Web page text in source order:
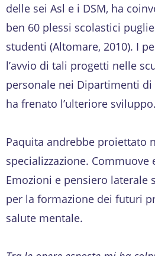
delle sei Asl e i DSM, ha
ben 60 plessi scolastici
studenti (Altomare, 2010). I
l’avvio di tali progetti nelle
personale nei Dipartimenti
ha frenato l’ulteriore sviluppo.
Paquita andrebbe proiettato
specializzazione. Commuove
Emozioni e pensiero laterale
per la formazione dei futuri
salute mentale.